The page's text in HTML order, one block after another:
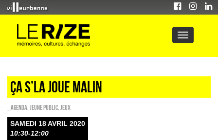
Ça s’la joue malin
_Agenda Jeune public Jeux
SAMEDI 18 AVRIL 2020
10:30-12:00